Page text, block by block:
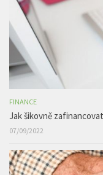
FINANCE
Jak šikovně
07/09/2022